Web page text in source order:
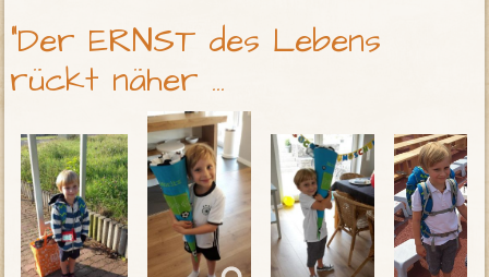
"Der ERNST des Lebens
rückt näher ...